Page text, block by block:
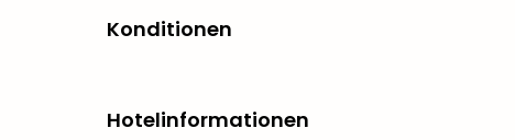
Konditionen
Hotelinformationen